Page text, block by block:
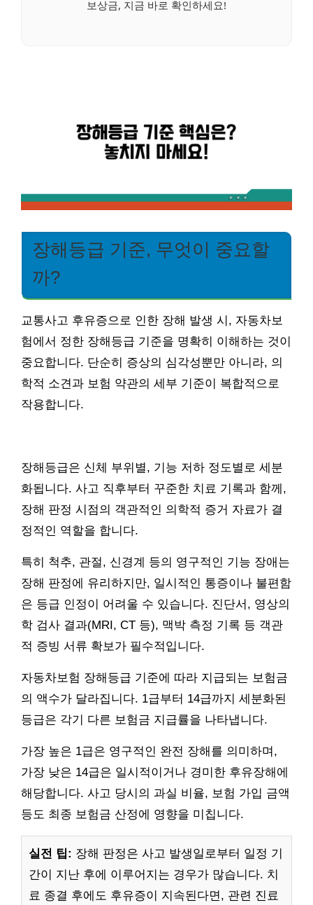
보상금, 지금 바로 확인하세요!
장해등급 기준, 무엇이 중요할
까?
교통사고 후유증으로 인한 장해 발생 시, 자동차보
험에서 정한 장해등급 기준을 명확히 이해하는 것이
중요합니다. 단순히 증상의 심각성뿐만 아니라, 의
학적 소견과 보험 약관의 세부 기준이 복합적으로
작용합니다.
장해등급은 신체 부위별, 기능 저하 정도별로 세분
화됩니다. 사고 직후부터 꾸준한 치료 기록과 함께,
장해 판정 시점의 객관적인 의학적 증거 자료가 결
정적인 역할을 합니다.
특히 척추, 관절, 신경계 등의 영구적인 기능 장애는
장해 판정에 유리하지만, 일시적인 통증이나 불편함
은 등급 인정이 어려울 수 있습니다. 진단서, 영상의
학 검사 결과(MRI, CT 등), 맥박 측정 기록 등 객관
적 증빙 서류 확보가 필수적입니다.
자동차보험 장해등급 기준에 따라 지급되는 보험금
의 액수가 달라집니다. 1급부터 14급까지 세분화된
등급은 각기 다른 보험금 지급률을 나타냅니다.
가장 높은 1급은 영구적인 완전 장해를 의미하며,
가장 낮은 14급은 일시적이거나 경미한 후유장해에
해당합니다. 사고 당시의 과실 비율, 보험 가입 금액
등도 최종 보험금 산정에 영향을 미칩니다.
실전 팁: 장해 판정은 사고 발생일로부터 일정 기
간이 지난 후에 이루어지는 경우가 많습니다. 치
료 종결 후에도 후유증이 지속된다면, 관련 진료